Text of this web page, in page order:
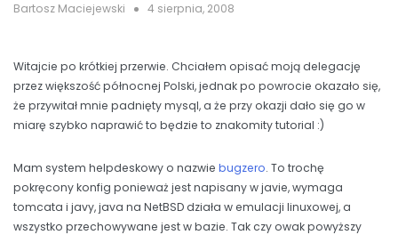
Bartosz Maciejewski 4 sierpnia, 2008
Witajcie po krótkiej przerwie. Chciałem opisać moją delegację
przez większość północnej Polski, jednak po powrocie okazało się,
że przywitał mnie padnięty mysql, a że przy okazji dało się go w
miarę szybko naprawić to będzie to znakomity tutorial :)
Mam system helpdeskowy o nazwie bugzero. To trochę
pokręcony konfig ponieważ jest napisany w javie, wymaga
tomcata i javy, java na NetBSD działa w emulacji linuxowej, a
wszystko przechowywane jest w bazie. Tak czy owak powyższy